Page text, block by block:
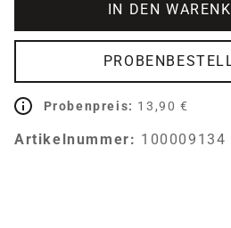
IN DEN
Probenpreis: 13,90 €
Artikelnummer: 100009134